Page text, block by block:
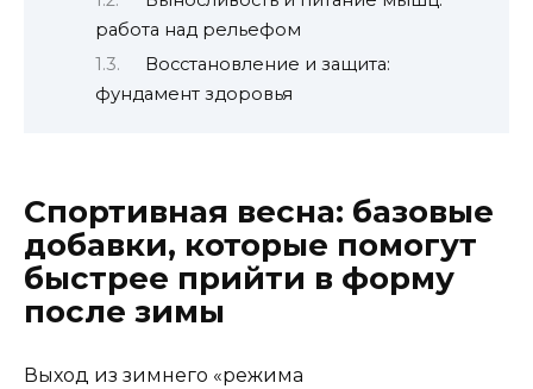
работа над рельефом
Восстановление и защита:
фундамент здоровья
Спортивная весна: базовые
добавки, которые помогут
быстрее прийти в форму
после зимы
Выход из зимнего «режима